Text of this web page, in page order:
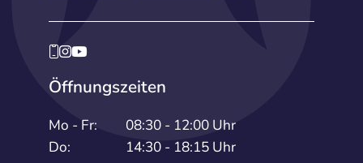
Öffnungszeiten
Mo - Fr:
08:30 - 12:00 Uhr
Do:
14:30 - 18:15 Uhr